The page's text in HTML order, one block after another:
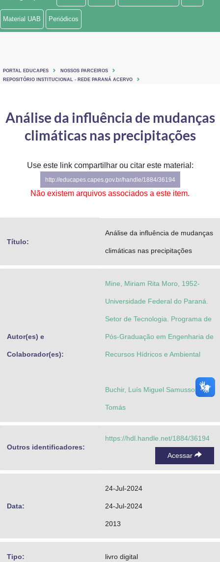
Ministério de Minas e Energia
Ministério do Turismo
Controladoria-Geral da União
Ministério da Mulher, da Família e dos Direitos Humanos
Secretaria-Geral
Material UAB Periódicos
PORTAL EDUCAPES
NOSSOS PARCEIROS
REPOSITÓRIO INSTITUCIONAL - REDE PARANÁ ACERVO
Análise da influência de mudanças
climáticas nas precipitações
Use este link compartilhar ou citar este material:
http://educapes.capes.gov.br/handle/1884/36194
Não existem arquivos associados a este item.
Título:
Análise da influência de mudanças
climáticas nas precipitações
Autor(es) e
Colaborador(es):
Mine, Miriam Rita Moro, 1952-
Universidade Federal do Paraná.
Setor de Tecnologia. Programa de
Pós-Graduação em Engenharia de
Recursos Hídricos e Ambiental
Buchir, Luís Miguel Samussone
Tomás
Outros identificadores:
https://hdl.handle.net/1884/36194
Acessar
Data:
24-Jul-2024
24-Jul-2024
2013
Tipo: livro digital